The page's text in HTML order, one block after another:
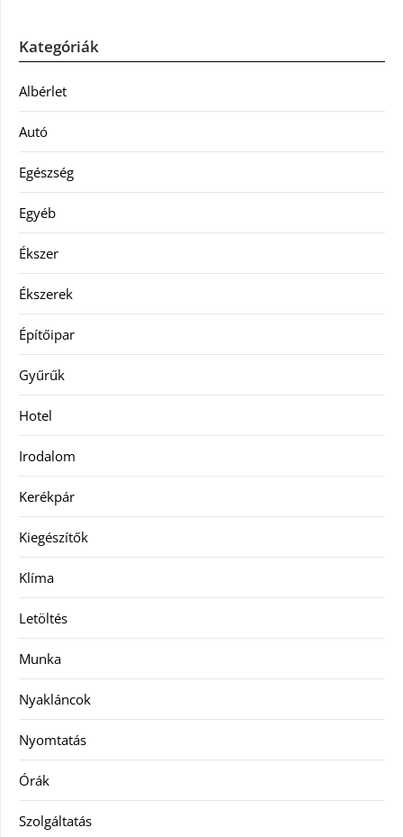
Kategóriák
Albérlet
Autó
Egészség
Egyéb
Ékszer
Ékszerek
Építőipar
Gyűrűk
Hotel
Irodalom
Kerékpár
Kiegészítők
Klíma
Letöltés
Munka
Nyakláncok
Nyomtatás
Órák
Szolgáltatás